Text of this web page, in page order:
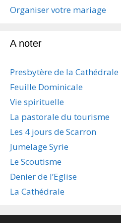
s
t
l
e
Organiser votre mariage
A noter
Presbytère de la Cathédrale
Feuille Dominicale
Vie spirituelle
La pastorale du tourisme
Les 4 jours de Scarron
Jumelage Syrie
Le Scoutisme
Denier de l’Eglise
La Cathédrale